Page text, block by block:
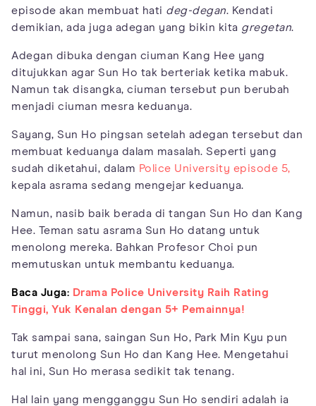
episode akan membuat hati deg-degan. Kendati
demikian, ada juga adegan yang bikin kita gregetan.
Adegan dibuka dengan ciuman Kang Hee yang
ditujukkan agar Sun Ho tak berteriak ketika mabuk.
Namun tak disangka, ciuman tersebut pun berubah
menjadi ciuman mesra keduanya.
Sayang, Sun Ho pingsan setelah adegan tersebut dan
membuat keduanya dalam masalah. Seperti yang
sudah diketahui, dalam Police University episode 5,
kepala asrama sedang mengejar keduanya.
Namun, nasib baik berada di tangan Sun Ho dan Kang
Hee. Teman satu asrama Sun Ho datang untuk
menolong mereka. Bahkan Profesor Choi pun
memutuskan untuk membantu keduanya.
Baca Juga: Drama Police University Raih Rating
Tinggi, Yuk Kenalan dengan 5+ Pemainnya!
Tak sampai sana, saingan Sun Ho, Park Min Kyu pun
turut menolong Sun Ho dan Kang Hee. Mengetahui
hal ini, Sun Ho merasa sedikit tak tenang.
Hal lain yang mengganggu Sun Ho sendiri adalah ia